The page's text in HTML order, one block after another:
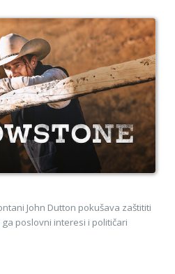
John Dutton pokušava zaštititi
poslovni interesi i političari